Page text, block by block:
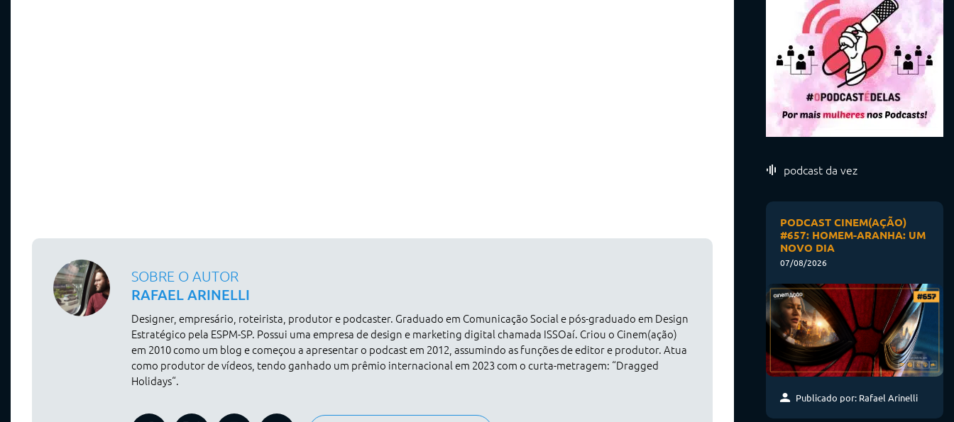
SOBRE O AUTOR
RAFAEL ARINELLI
Designer, empresário, roteirista, produtor e podcaster. Graduado em Comunicação Social e pós-graduado em Design
Estratégico pela ESPM-SP. Possui uma empresa de design e marketing digital chamada ISSOaí. Criou o Cinem(ação)
em 2010 como um blog e começou a apresentar o podcast em 2012, assumindo as funções de editor e produtor. Atua
como produtor de vídeos, tendo ganhado um prêmio internacional em 2023 com o curta-metragem: “Dragged
Holidays“.
podcast da vez
PODCAST CINEM(AÇÃO)
#657: HOMEM-ARANHA: UM
NOVO DIA
07/08/2026
Publicado por: Rafael Arinelli